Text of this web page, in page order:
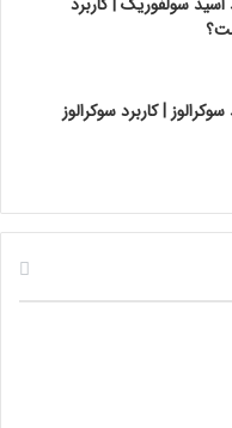
سولفوریک | کاربرد
| کاربرد سوکرالوز